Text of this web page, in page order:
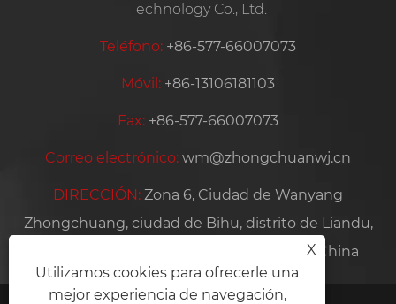
Technology Co., Ltd.
Teléfono: +86-577-66007073
Móvil: +86-13106181103
Fax: +86-577-66007073
Correo electrónico: wm@zhongchuanwj.cn
DIRECCIÓN: Zona 6, Ciudad de Wanyang
Zhongchuang, ciudad de Bihu, distrito de Liandu,
ciudad de Lishui, provincia de Zhejiang, China
X
Utilizamos cookies para ofrecerle una
mejor experiencia de navegación,